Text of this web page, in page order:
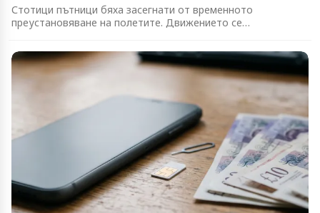
Стотици пътници бяха засегнати от временното
преустановяване на полетите. Движението се